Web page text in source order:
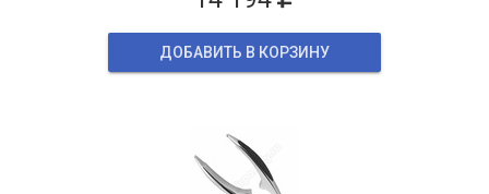
ДОБАВИТЬ В КОРЗИНУ